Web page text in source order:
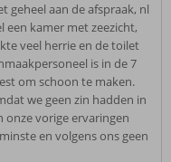
geheel aan de afspraak, nl
een kamer met zeezicht,
veel herrie en de toilet
is in de 7
om schoon te maken.
we geen zin hadden in
onze vorige ervaringen
en volgens ons geen